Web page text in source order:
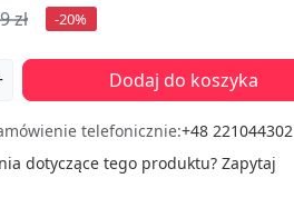
zł -20%
Dodaj do koszyka
telefonicznie:+48 221044302
dotyczące tego produktu? Zapytaj